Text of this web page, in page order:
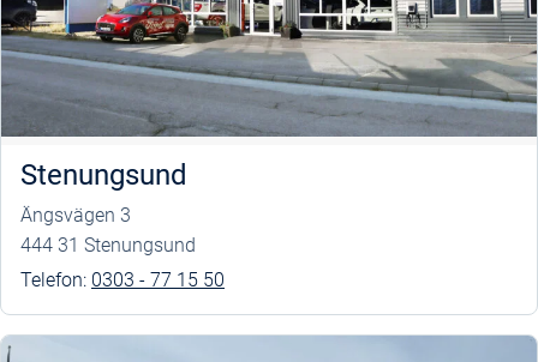
Stenungsund
Ängsvägen 3
444 31 Stenungsund
Telefon: 0303 - 77 15 50